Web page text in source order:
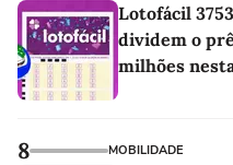
Lotofácil
dividem o
milhões
8 MOBILIDADE